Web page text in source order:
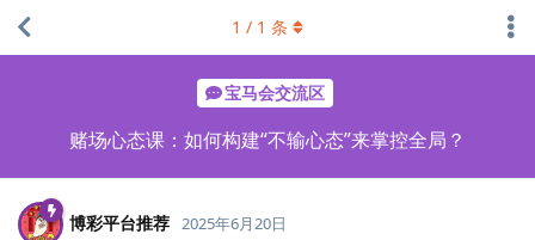
宝马会交流区
赌场心态课：如何构建“不输心态”来掌控全局？
1 / 1 条
博彩平台推荐 2025年6月20日